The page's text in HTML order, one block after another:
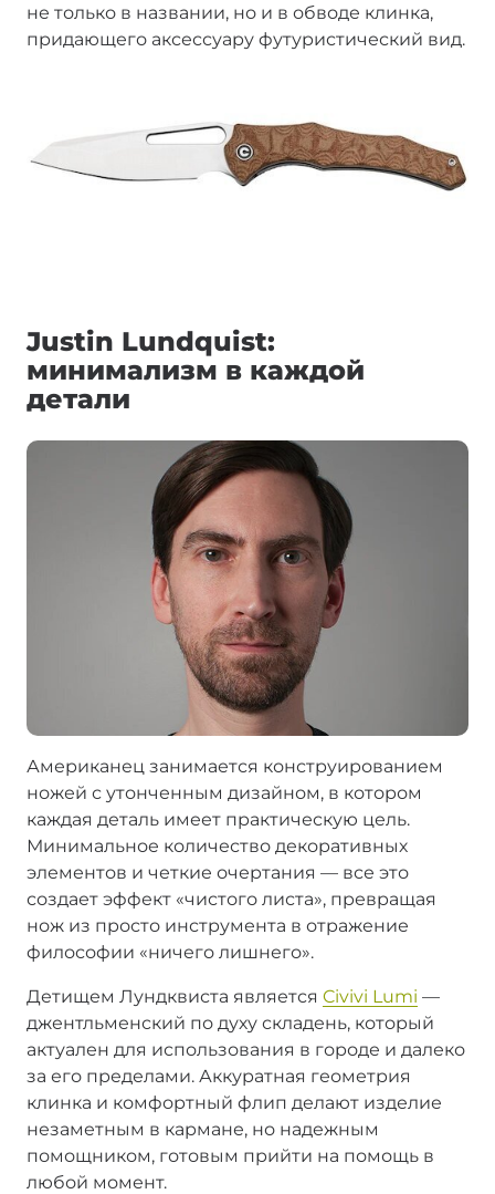
не только в названии, но и в обводе клинка,
придающего аксессуару футуристический вид.
Justin Lundquist:
минимализм в каждой
детали
Американец занимается конструированием
ножей с утонченным дизайном, в котором
каждая деталь имеет практическую цель.
Минимальное количество декоративных
элементов и четкие очертания — все это
создает эффект «чистого листа», превращая
нож из просто инструмента в отражение
философии «ничего лишнего».
Детищем Лундквиста является Civivi Lumi —
джентльменский по духу складень, который
актуален для использования в городе и далеко
за его пределами. Аккуратная геометрия
клинка и комфортный флип делают изделие
незаметным в кармане, но надежным
помощником, готовым прийти на помощь в
любой момент.